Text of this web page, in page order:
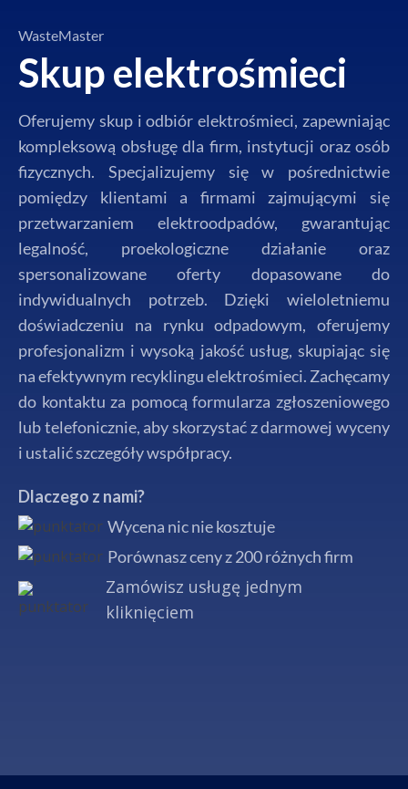
WasteMaster
Skup elektrośmieci
Oferujemy skup i odbiór elektrośmieci, zapewniając
kompleksową obsługę dla firm, instytucji oraz osób
fizycznych. Specjalizujemy się w pośrednictwie
pomiędzy klientami a firmami zajmującymi się
przetwarzaniem elektroodpadów, gwarantując
legalność, proekologiczne działanie oraz
spersonalizowane oferty dopasowane do
indywidualnych potrzeb. Dzięki wieloletniemu
doświadczeniu na rynku odpadowym, oferujemy
profesjonalizm i wysoką jakość usług, skupiając się
na efektywnym recyklingu elektrośmieci. Zachęcamy
do kontaktu za pomocą formularza zgłoszeniowego
lub telefonicznie, aby skorzystać z darmowej wyceny
i ustalić szczegóły współpracy.
Dlaczego z nami?
Wycena nic nie kosztuje
Porównasz ceny z 200 różnych firm
Zamówisz usługę jednym
kliknięciem